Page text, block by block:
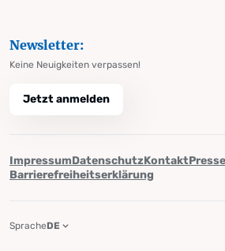
Newsletter:
Keine Neuigkeiten verpassen!
Jetzt anmelden
ImpressumDatenschutzKontaktPresse
Barrierefreiheitserklärung
SpracheDE